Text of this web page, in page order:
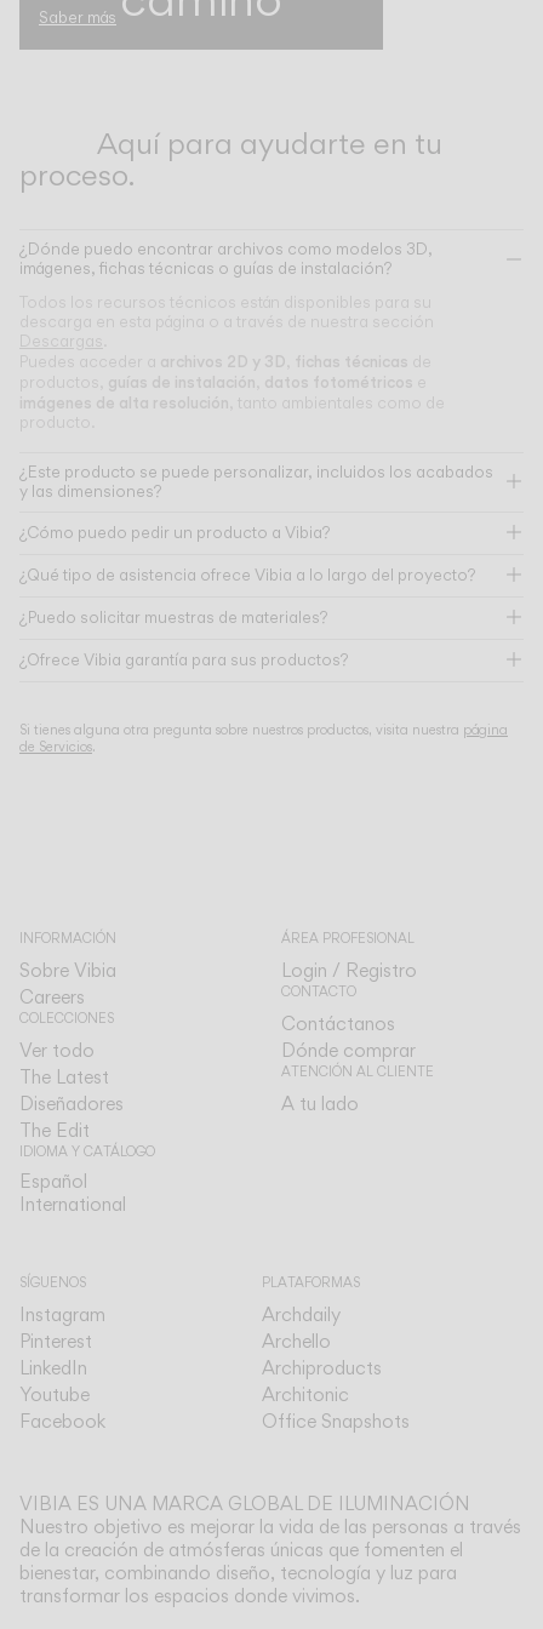
Saber más
Aquí para ayudarte en tu
proceso.
¿Dónde puedo encontrar archivos como modelos 3D,
imágenes, fichas técnicas o guías de instalación?
Todos los recursos técnicos están disponibles para su
descarga en esta página o a través de nuestra sección
Descargas
Puedes acceder a archivos 2D y 3D fichas técnicas de
productos, guías de instalación datos fotométricos e
imágenes de alta resolución , tanto ambientales como de
producto.
¿Este producto se puede personalizar, incluidos los acabados
y las dimensiones?
¿Cómo puedo pedir un producto a Vibia?
¿Qué tipo de asistencia ofrece Vibia a lo largo del proyecto?
¿Puedo solicitar muestras de materiales?
¿Ofrece Vibia garantía para sus productos?
Si tienes alguna otra pregunta sobre nuestros productos, visita nuestra página
de Servicios.
INFORMACIÓN
Sobre Vibia
Careers
COLECCIONES
Ver todo
The Latest
Diseñadores
The Edit
IDIOMA Y CATÁLOGO
Español
International
ÁREA PROFESIONAL
Login / Registro
CONTACTO
Contáctanos
Dónde comprar
ATENCIÓN AL CLIENTE
A tu lado
SÍGUENOS
Instagram
Pinterest
LinkedIn
Youtube
Facebook
PLATAFORMAS
Archdaily
Archello
Archiproducts
Architonic
Office Snapshots
VIBIA ES UNA MARCA GLOBAL DE ILUMINACIÓN
Nuestro objetivo es mejorar la vida de las personas a través
de la creación de atmósferas únicas que fomenten el
bienestar, combinando diseño, tecnología y luz para
transformar los espacios donde vivimos.